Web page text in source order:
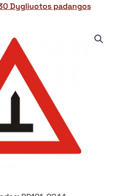
Dygliuotos padangos